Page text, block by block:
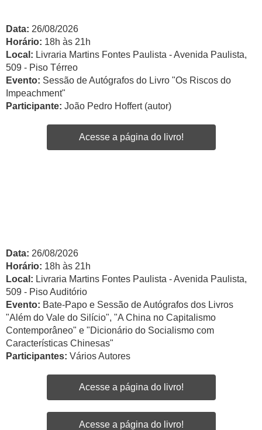
Data: 26/08/2026
Horário: 18h às 21h
Local: Livraria Martins Fontes Paulista - Avenida Paulista,
509 - Piso Térreo
Evento: Sessão de Autógrafos do Livro "Os Riscos do
Impeachment"
Participante: João Pedro Hoffert (autor)
Acesse a página do livro!
Data: 26/08/2026
Horário: 18h às 21h
Local: Livraria Martins Fontes Paulista - Avenida Paulista,
509 - Piso Auditório
Evento: Bate-Papo e Sessão de Autógrafos dos Livros
"Além do Vale do Silício", "A China no Capitalismo
Contemporâneo" e "Dicionário do Socialismo com
Características Chinesas"
Participantes: Vários Autores
Acesse a página do livro!
Acesse a página do livro!